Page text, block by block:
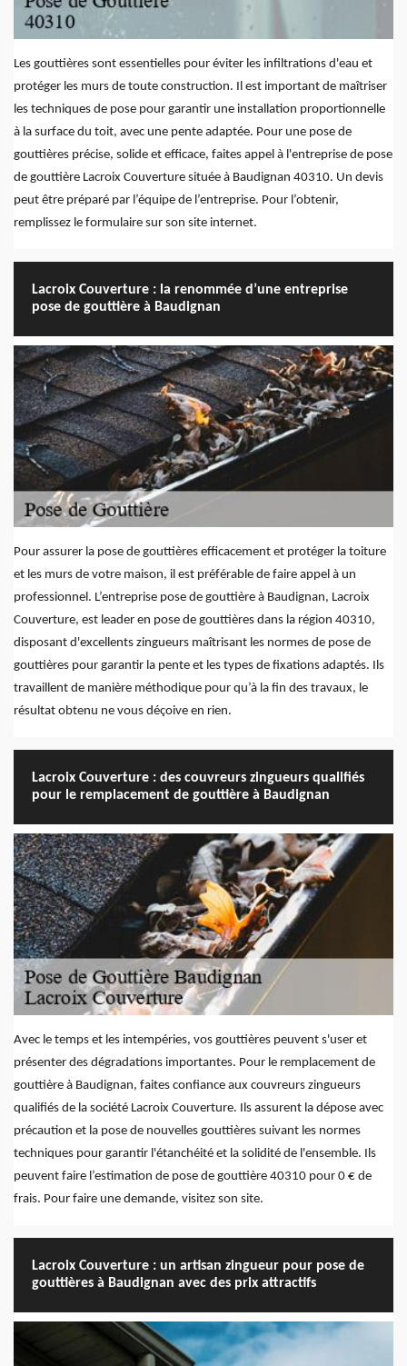
Les gouttières sont essentielles pour éviter les infiltrations d'eau et
protéger les murs de toute construction. Il est important de maîtriser
les techniques de pose pour garantir une installation proportionnelle
à la surface du toit, avec une pente adaptée. Pour une pose de
gouttières précise, solide et efficace, faites appel à l'entreprise de pose
de gouttière Lacroix Couverture située à Baudignan 40310. Un devis
peut être préparé par l’équipe de l’entreprise. Pour l’obtenir,
remplissez le formulaire sur son site internet.
Lacroix Couverture : la renommée d’une entreprise
pose de gouttière à Baudignan
Pour assurer la pose de gouttières efficacement et protéger la toiture
et les murs de votre maison, il est préférable de faire appel à un
professionnel. L’entreprise pose de gouttière à Baudignan, Lacroix
Couverture, est leader en pose de gouttières dans la région 40310,
disposant d'excellents zingueurs maîtrisant les normes de pose de
gouttières pour garantir la pente et les types de fixations adaptés. Ils
travaillent de manière méthodique pour qu’à la fin des travaux, le
résultat obtenu ne vous déçoive en rien.
Lacroix Couverture : des couvreurs zingueurs qualifiés
pour le remplacement de gouttière à Baudignan
Avec le temps et les intempéries, vos gouttières peuvent s'user et
présenter des dégradations importantes. Pour le remplacement de
gouttière à Baudignan, faites confiance aux couvreurs zingueurs
qualifiés de la société Lacroix Couverture. Ils assurent la dépose avec
précaution et la pose de nouvelles gouttières suivant les normes
techniques pour garantir l'étanchéité et la solidité de l'ensemble. Ils
peuvent faire l’estimation de pose de gouttière 40310 pour 0 € de
frais. Pour faire une demande, visitez son site.
Lacroix Couverture : un artisan zingueur pour pose de
gouttières à Baudignan avec des prix attractifs